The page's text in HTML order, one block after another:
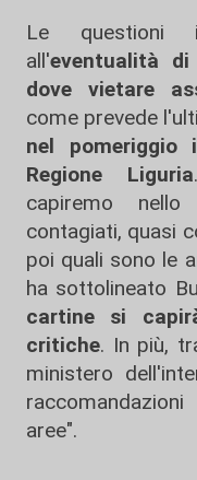
Le questioni
all'eventualità
dove vietare
come prevede
nel
Regione Liguria
capiremo
contagiati, quasi
poi quali sono le
ha sottolineato
cartine si
critiche. In più,
ministero
aree".